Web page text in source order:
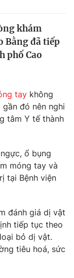
khám
Bằng đã tiếp
phố Cao
tay không
đó nên nghi
tâm Y tế thành
ổ bụng
móng tay và
tại Bệnh viện
đánh giá dị vật
tiếp tục theo
bỏ dị vật.
tiêu hoá, sức